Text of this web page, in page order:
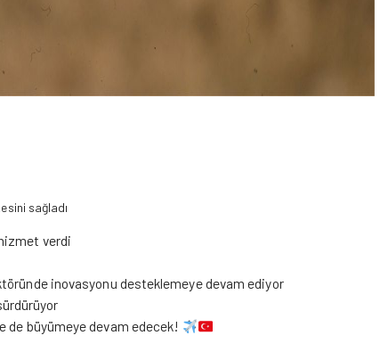
sağladı
verdi
inovasyonu desteklemeye devam ediyor
de büyümeye devam edecek!